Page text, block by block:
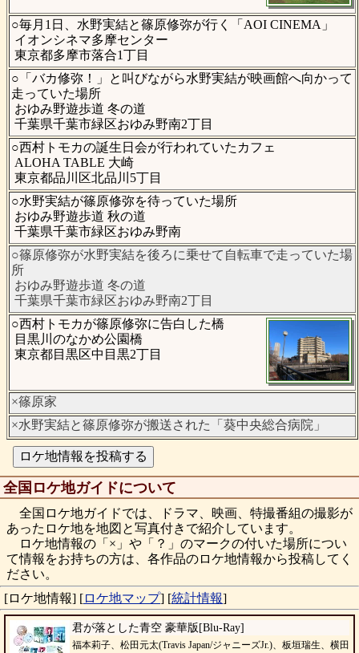
○毎月1日、水野実結と篠原修弥が行く「AOI CINEMA」
イオンシネマ多摩センター
東京都多摩市落合1丁目
○「バカ修弥！」と叫びながら水野実結が映画館へ向かって
走っていた場所
おゆみ野遊歩道 冬の道
千葉県千葉市緑区おゆみ野南2丁目
○西村トモカの誕生日会が行われていたカフェ
ALOHA TABLE 大崎
東京都品川区北品川5丁目
○水野実結が篠原修弥を待っていた場所
おゆみ野遊歩道 秋の道
千葉県千葉市緑区おゆみ野南
○篠原修弥が水野実結を後ろに乗せて自転車で走っていた場
所
おゆみ野遊歩道 冬の道
千葉県千葉市緑区おゆみ野南2丁目
○西村トモカが篠原修弥に告白した橋
目黒川のなかめ公園橋
東京都目黒区中目黒2丁目
×篠原家
×水野実結と篠原修弥が搬送された「葵中央総合病院」
全国ロケ地ガイドについて
全国ロケ地ガイドでは、ドラマ、映画、特撮番組の撮影が
あったロケ地を地図と写真付きで紹介しています。
ロケ地情報の「×」や「？」のマークの付いた場所につい
て情報をお持ちの方は、各作品のロケ地情報から投稿してく
ださい。
[ロケ地情報] [ロケ地マップ] [統計情報]
君が落とした青空 豪華版[Blu-Ray]
福本莉子、松田元太(Travis Japan/ジャニーズJr.)、板垣瑞生、横田